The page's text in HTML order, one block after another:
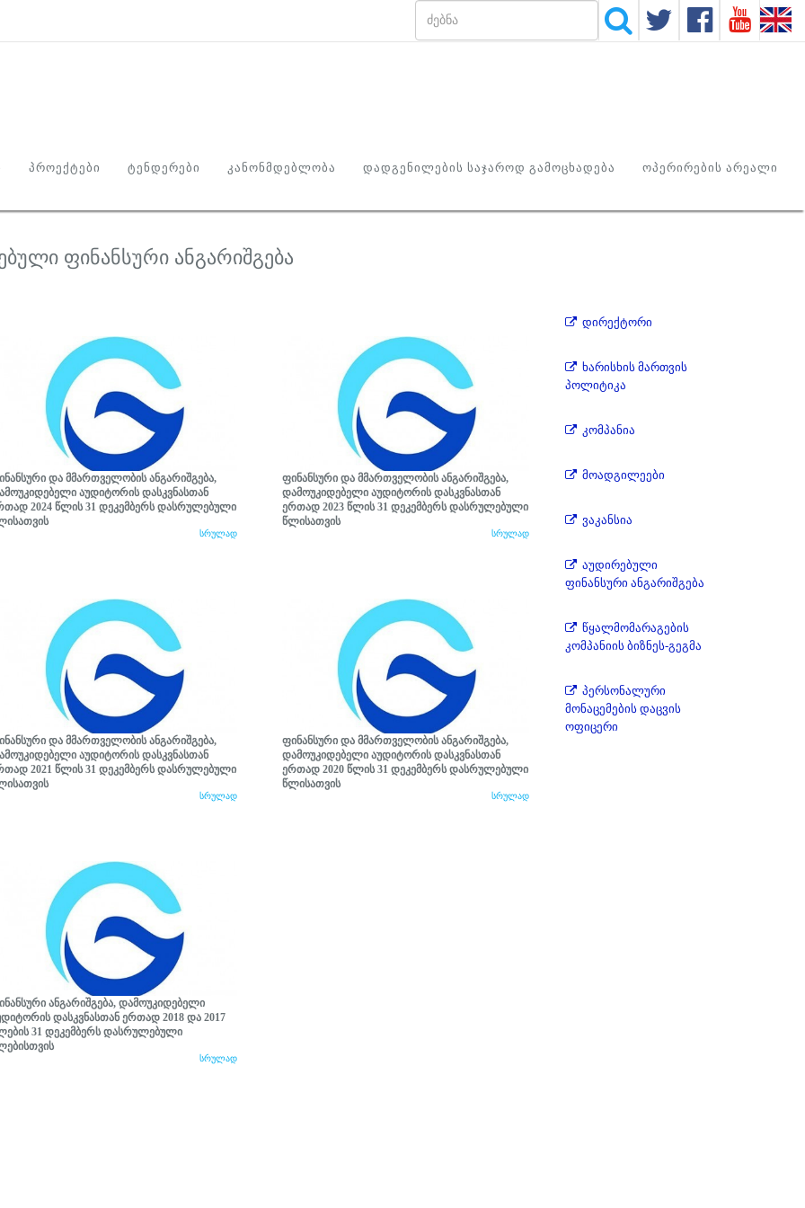
ᲞᲠᲝᲔᲥᲢᲔᲑᲘ ᲢᲔᲜᲓᲔᲠᲔᲑᲘ ᲙᲐᲜᲝᲜᲛᲓᲔᲑᲚᲝᲑᲐ ᲓᲐᲓᲒᲔᲜᲘᲚᲔᲑᲘᲡ ᲡᲐᲯᲐᲠᲝᲓ ᲒᲐᲛᲝᲪᲮᲐᲓᲔᲑᲐ ᲝᲞᲔᲠᲘᲠᲔᲑᲘᲡ ᲐᲠᲔᲐᲚᲘ
ფინანსური ანგარიშგება
და მმართველობის ანგარიშგება,
აუდიტორის დასკვნასთან
2024 წლის 31 დეკემბერს დასრულებული
სრულად
ფინანსური და მმართველობის ანგარიშგება,
დამოუკიდებელი აუდიტორის დასკვნასთან
ერთად 2023 წლის 31 დეკემბერს დასრულებული
წლისათვის
სრულად
და მმართველობის ანგარიშგება,
აუდიტორის დასკვნასთან
2021 წლის 31 დეკემბერს დასრულებული
სრულად
ფინანსური და მმართველობის ანგარიშგება,
დამოუკიდებელი აუდიტორის დასკვნასთან
ერთად 2020 წლის 31 დეკემბერს დასრულებული
წლისათვის
სრულად
ანგარიშგება, დამოუკიდებელი
დასკვნასთან ერთად 2018 და 2017
31 დეკემბერს დასრულებული
სრულად
დირექტორი
ხარისხის მართვის
პოლიტიკა
კომპანია
მოადგილეები
ვაკანსია
აუდირებული
ფინანსური ანგარიშგება
წყალმომარაგების
კომპანიის ბიზნეს-გეგმა
პერსონალური
მონაცემების დაცვის
ოფიცერი